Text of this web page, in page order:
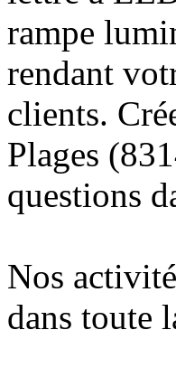
rampe
rendant
clients.
Plages
questions
Nos
dans toute